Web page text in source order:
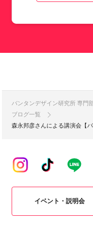
バンタンデザイン研究所 専門
ブログ一覧
森永邦彦さんによる講演会【
イベント・説明会